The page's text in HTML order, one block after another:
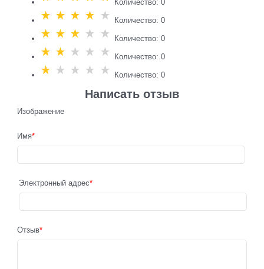
Количество: 0
Количество: 0
Количество: 0
Количество: 0
Количество: 0
Написать отзыв
Изображение
Имя
Электронный адрес
Отзыв